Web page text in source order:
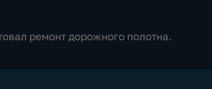
ремонт дорожного полотна.